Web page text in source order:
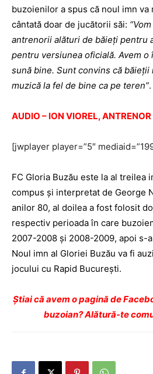
buzoienilor a spus că noul imn va
cântată doar de jucătorii săi:
antrenorii alături de băieţi pentru
pentru versiunea oficială. Avem
sună bine. Sunt convins că
muzică la fel de bine ca pe teren”.
AUDIO – ION VIOREL,
[jwplayer player=”5″
FC Gloria Buzău este la al treilea
compus şi interpretat de George
anilor 80, al doilea a fost folosit
respectiv perioada în care
2007-2008 şi 2008-2009, apoi s-
Noul imn al Gloriei Buzău va fi
jocului cu Rapid Bucureşti.
Ştiai că avem o pagină de
buzoian? Alătură-te